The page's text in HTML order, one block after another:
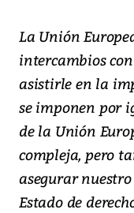
La Unión
intercambios
asistirle en la
se imponen por
de la Unión
compleja, pero
asegurar
Estado de